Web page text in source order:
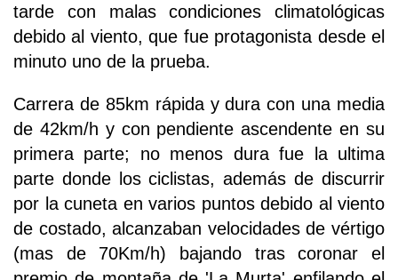
tarde con malas condiciones climatológicas
debido al viento, que fue protagonista desde el
minuto uno de la prueba.
Carrera de 85km rápida y dura con una media
de 42km/h y con pendiente ascendente en su
primera parte; no menos dura fue la ultima
parte donde los ciclistas, además de discurrir
por la cuneta en varios puntos debido al viento
de costado, alcanzaban velocidades de vértigo
(mas de 70Km/h) bajando tras coronar el